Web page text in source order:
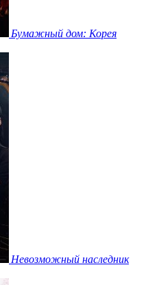
Бумажный дом: Корея
Невозможный наследник